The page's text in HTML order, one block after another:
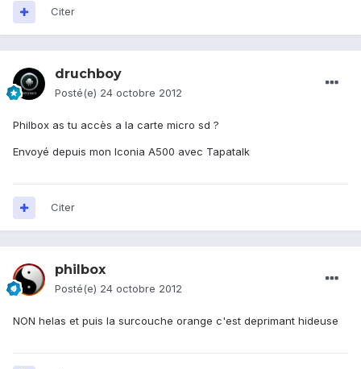
Citer
druchboy
Posté(e) 24 octobre 2012
Philbox as tu accès a la carte micro sd ?
Envoyé depuis mon Iconia A500 avec Tapatalk
Citer
philbox
Posté(e) 24 octobre 2012
NON helas et puis la surcouche orange c'est deprimant hideuse